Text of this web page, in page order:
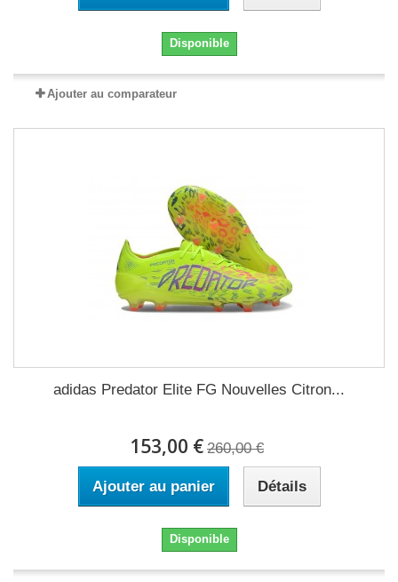
Disponible
Ajouter au comparateur
adidas Predator Elite FG Nouvelles Citron...
153,00 € 260,00 €
Ajouter au panier Détails
Disponible